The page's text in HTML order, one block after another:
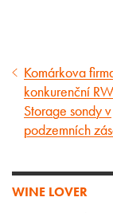
článek
Komárkova
konkurenční
Storage sondy v
podzemních
WINE LOVER